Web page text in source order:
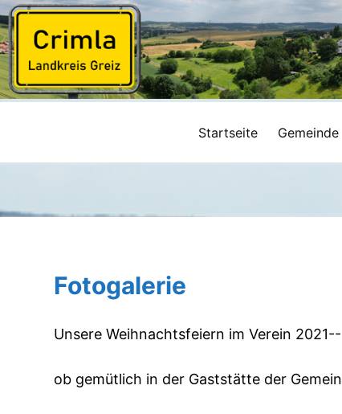
Startseite Gemeinde
Fotogalerie
Unsere
ob gemütlich in der Gaststätte der